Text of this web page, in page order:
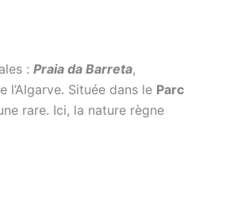
: Praia da Barreta,
l’Algarve. Située dans le Parc
rare. Ici, la nature règne